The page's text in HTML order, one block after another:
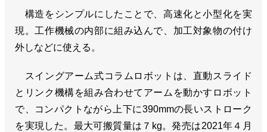
構造をシンプルにしたことで、高速化と小型化を実
現。工作機械の内部に組み込んで、加工対象物の付け
外しなどに使える。
スイングアーム式コラムロボットは、直動スライド
とリンク機構を組み合わせてアームを動かすロボット
で、コンパクトながら上下に390mmの長いストローク
を実現した。最大可搬質量は７kg。発売は2021年４月